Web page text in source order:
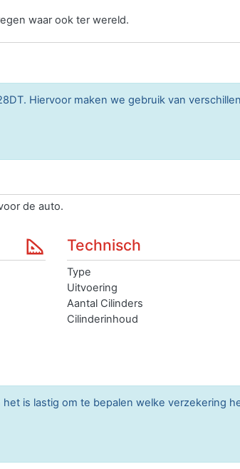
waar ook ter wereld.
Hiervoor maken we gebruik van
de auto.
Technisch
Type
Uitvoering
Aantal Cilinders
Cilinderinhoud
is lastig om te bepalen welke verzekering